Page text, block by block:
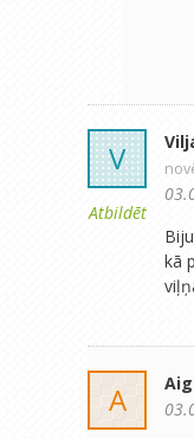
V
Atbildēt
kā
A